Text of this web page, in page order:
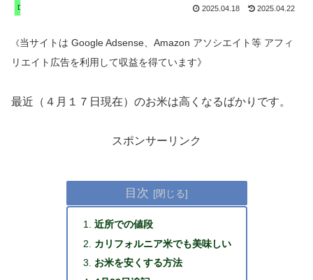
DIY 家庭菜園 遊び 2025.04.18 2025.04.22
《当サイトは Google Adsense、Amazon アソシエイト等 アフィ
リエイト広告を利用して収益を得ています》
最近（４月１７日現在）のお米は高くなるばかりです。
スポンサーリンク
目次
近所での値段
カリフォルニア米でも美味しい
お米を安くする方法